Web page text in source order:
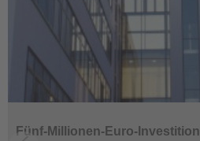
Fünf-Millionen-Euro-Investition